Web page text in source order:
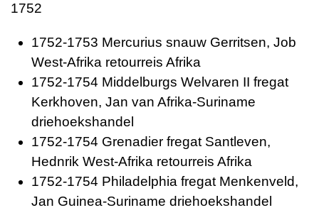
1752
1752-1753 Mercurius snauw Gerritsen, Job
West-Afrika retourreis Afrika
1752-1754 Middelburgs Welvaren II fregat
Kerkhoven, Jan van Afrika-Suriname
driehoekshandel
1752-1754 Grenadier fregat Santleven,
Hednrik West-Afrika retourreis Afrika
1752-1754 Philadelphia fregat Menkenveld,
Jan Guinea-Suriname driehoekshandel